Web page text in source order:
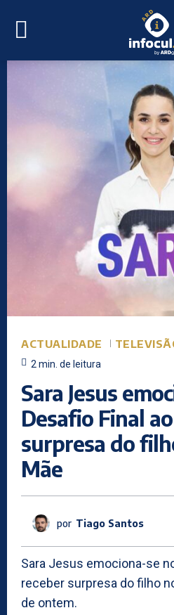
ACTUALIDADE
2 min. de leitura
Sara Jesus
Desafio Final
surpresa do
Mãe
por Tiago Santos
Sara Jesus emociona-se
receber surpresa do filho
de ontem.